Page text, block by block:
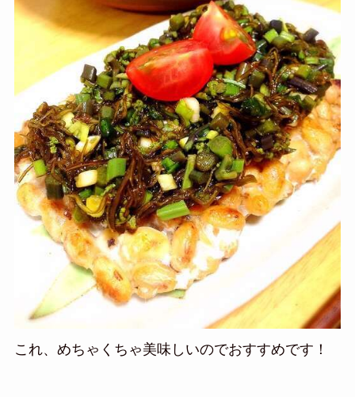
これ、めちゃくちゃ美味しいのでおすすめです！